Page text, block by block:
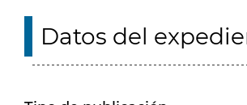
Datos del